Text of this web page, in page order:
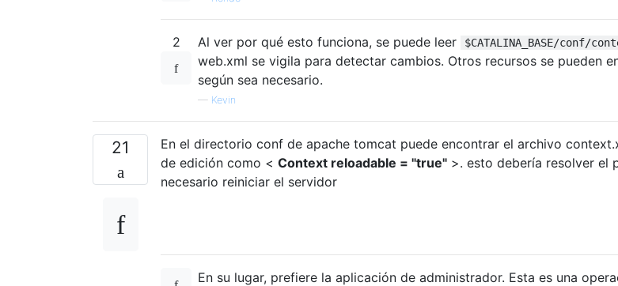
2 Al ver por qué esto funciona, se puede leer $CATALINA_BASE/conf/
web.xml se vigila para detectar cambios. Otros recursos se pueden
según sea necesario.
— Kevin
21
En el directorio conf de apache tomcat puede encontrar el archivo
de edición como < Context reloadable = "true" >. esto debería resolver el
necesario reiniciar el servidor
En su lugar, prefiere la aplicación de administrador. Esta es una